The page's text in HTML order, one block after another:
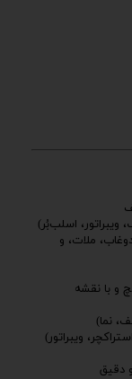
اسلب‌بُر)
ملات، و
و با نقشه
نما)
ویبراتور)
دقیق